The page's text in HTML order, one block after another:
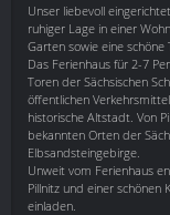
Unser liebevoll
ruhiger Lage in einer
Garten sowie eine schöne
Das Ferienhaus für 2-7
Toren der Sächsischen
öffentlichen
historische Altstadt. Von
bekannten Orten der
Elbsandsteingebirge.
Unweit vom Ferienhaus
Pillnitz und einer schönen
einladen.